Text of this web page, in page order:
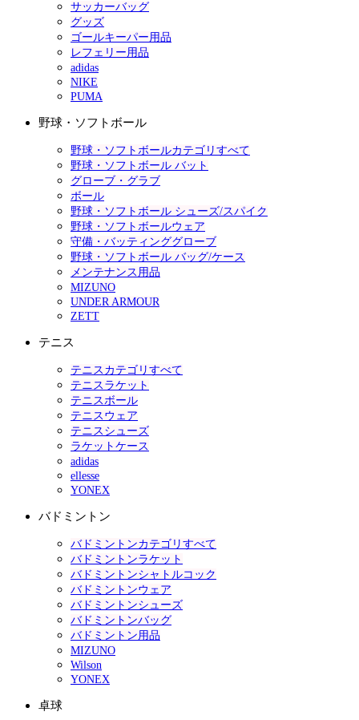
サッカーバッグ
グッズ
ゴールキーパー用品
レフェリー用品
adidas
NIKE
PUMA
野球・ソフトボール
野球・ソフトボールカテゴリすべて
野球・ソフトボール バット
グローブ・グラブ
ボール
野球・ソフトボール シューズ/スパイク
野球・ソフトボールウェア
守備・バッティンググローブ
野球・ソフトボール バッグ/ケース
メンテナンス用品
MIZUNO
UNDER ARMOUR
ZETT
テニス
テニスカテゴリすべて
テニスラケット
テニスボール
テニスウェア
テニスシューズ
ラケットケース
adidas
ellesse
YONEX
バドミントン
バドミントンカテゴリすべて
バドミントンラケット
バドミントンシャトルコック
バドミントンウェア
バドミントンシューズ
バドミントンバッグ
バドミントン用品
MIZUNO
Wilson
YONEX
卓球